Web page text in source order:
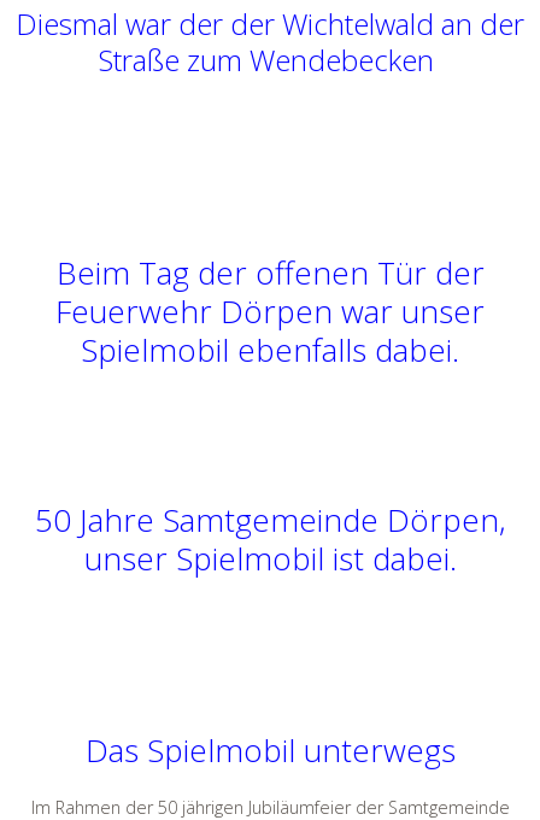
Diesmal war der der Wichtelwald an der
Straße zum Wendebecken
Beim Tag der offenen Tür der
Feuerwehr Dörpen war unser
Spielmobil ebenfalls dabei.
50 Jahre Samtgemeinde Dörpen,
unser Spielmobil ist dabei.
Das Spielmobil unterwegs
Im Rahmen der 50 jährigen Jubiläumfeier der Samtgemeinde